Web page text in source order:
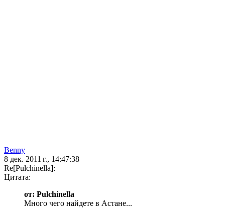
Benny
8 дек. 2011 г., 14:47:38
Re[Pulchinella]:
Цитата:
от: Pulchinella
Много чего найдете в Астане...